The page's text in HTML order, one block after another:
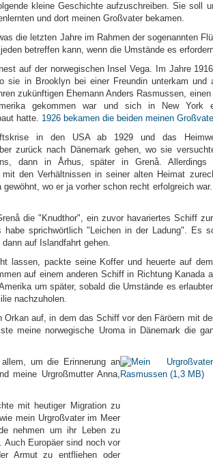
kleine Geschichte aufzuschreiben. Sie soll
und dort meinen Großvater bekamen.
die letzten Jahre im Rahmen der sogenannten
betreffen kann, wenn die Umstände es
auf der norwegischen Insel Vega. Im Jahre
sie in Brooklyn bei einer Freundin unterkam und
ren zukünftigen Ehemann Anders Rasmussen, einen
gekommen war und sich in New York
hatte. 1926 bekamen die beiden meinen
in den USA ab 1929 und das
zurück nach Dänemark gehen, wo sie
dann in Århus, später in Grenå. Allerdings
den Verhältnissen in seiner alten Heimat
wo er ja vorher schon recht erfolgreich
die "Knudthor", ein zuvor havariertes Schiff
sprichwörtlich "Leichen in der Ladung". Es
auf Islandfahrt gehen.
lassen, packte seine Koffer und heuerte auf
auf einem anderen Schiff in Richtung Kanada
um später, sobald die Umstände es
nachzuholen.
auf, in dem das Schiff vor den Färöern mit
meine norwegische Uroma in Dänemark die
um die Erinnerung an
meine Urgroßmutter Anna,
mit heutiger Migration zu
mein Urgroßvater im Meer
nehmen um ihr Leben zu
Europäer sind noch vor
Armut zu entfliehen oder